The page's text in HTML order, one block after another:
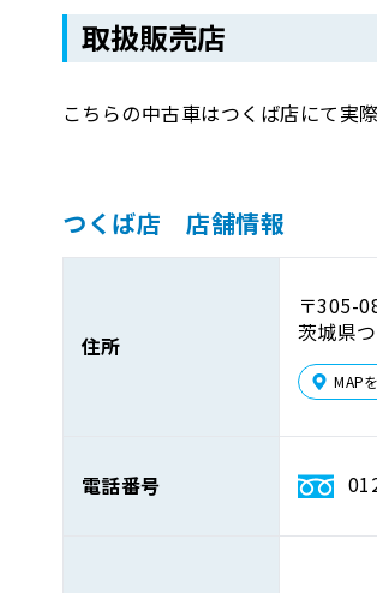
取扱販売店
こちらの中古車はつくば店にて実
つくば店 店舗情報
住所
〒305-
茨城県
MAP
電話番号